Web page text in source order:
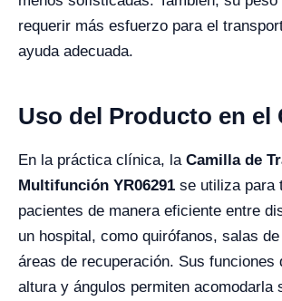
requerir más esfuerzo para el
ayuda adecuada.
Uso del Producto en el
En la práctica clínica, la Camilla de
Multifunción YR06291 se utiliza para
pacientes de manera eficiente entre
un hospital, como quirófanos, salas
áreas de recuperación. Sus funciones
altura y ángulos permiten acomodarla